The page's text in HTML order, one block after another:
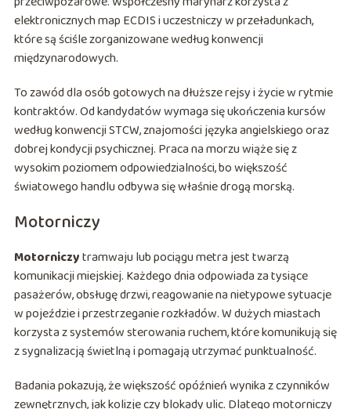
elektronicznych map ECDIS i uczestniczy w przeładunkach,
które są ściśle zorganizowane według konwencji
międzynarodowych.
To zawód dla osób gotowych na dłuższe rejsy i życie w rytmie
kontraktów. Od kandydatów wymaga się ukończenia kursów
według konwencji STCW, znajomości języka angielskiego oraz
dobrej kondycji psychicznej. Praca na morzu wiąże się z
wysokim poziomem odpowiedzialności, bo większość
światowego handlu odbywa się właśnie drogą morską.
Motorniczy
Motorniczytramwaju lub pociągu metra jest twarzą
komunikacji miejskiej. Każdego dnia odpowiada za tysiące
pasażerów, obsługę drzwi, reagowanie na nietypowe sytuacje
w pojeździe i przestrzeganie rozkładów. W dużych miastach
korzysta z systemów sterowania ruchem, które komunikują się
z sygnalizacją świetlną i pomagają utrzymać punktualność.
Badania pokazują, że większość opóźnień wynika z czynników
zewnętrznych, jak kolizje czy blokady ulic. Dlatego motorniczy